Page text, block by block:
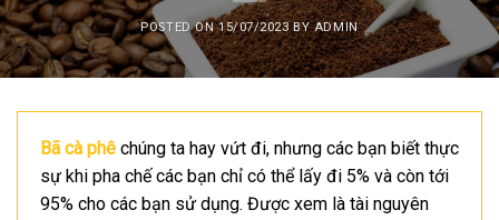
POSTED ON15/07/2023BYADMIN
Bã cà phê chúng ta hay vứt đi, nhưng các bạn biết thực
sự khi pha chế các bạn chỉ có thể lấy đi 5% và còn tới
95% cho các bạn sử dụng. Được xem là tài nguyên